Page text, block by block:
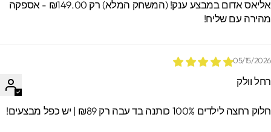
אליאס אדום במבצע ענק! (המשחק המלא) רק ₪149.00 - אספקה
עם שליח!
05/15/
וולק
רחצה לילדים 100% כותנה בד עבה רק ₪89 | יש כפל מבצעים!